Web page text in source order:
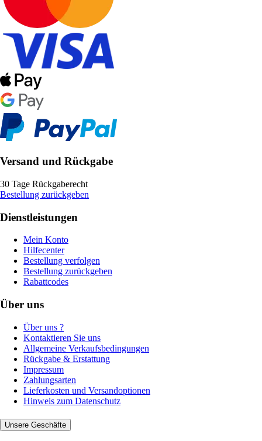
Versand und Rückgabe
30 Tage Rückgaberecht
Bestellung zurückgeben
Dienstleistungen
Mein Konto
Hilfecenter
Bestellung verfolgen
Bestellung zurückgeben
Rabattcodes
Über uns
Über uns ?
Kontaktieren Sie uns
Allgemeine Verkaufsbedingungen
Rückgabe & Erstattung
Impressum
Zahlungsarten
Lieferkosten und Versandoptionen
Hinweis zum Datenschutz
Unsere Geschäfte